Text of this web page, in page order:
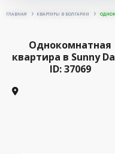
ГЛАВНАЯ КВАРТИРЫ В БОЛГАРИИ
Однокомнатная
квартира в Sunny
ID: 37069